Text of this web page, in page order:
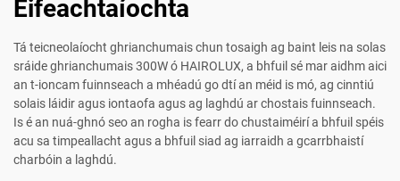
Éifeachtaíochta
Tá teicneolaíocht ghrianchumais chun tosaigh ag baint leis na solas
sráide ghrianchumais 300W ó HAIROLUX, a bhfuil sé mar aidhm aici
an t-ioncam fuinnseach a mhéadú go dtí an méid is mó, ag cinntiú
solais láidir agus iontaofa agus ag laghdú ar chostais fuinnseach.
Is é an nuá-ghnó seo an rogha is fearr do chustaiméirí a bhfuil spéis
acu sa timpeallacht agus a bhfuil siad ag iarraidh a gcarrbhaistí
charbóin a laghdú.